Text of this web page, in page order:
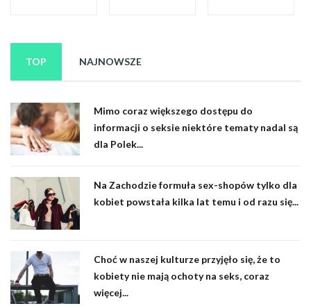
TOP
Mimo coraz większego dostępu do
informacji o seksie niektóre tematy nadal są
dla Polek...
Na Zachodzie formuła sex-shopów tylko dla
kobiet powstała kilka lat temu i od razu się...
Choć w naszej kulturze przyjęło się, że to
kobiety nie mają ochoty na seks, coraz
więcej...
NAJNOWSZE